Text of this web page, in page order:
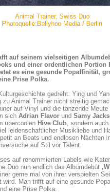
Animal Trainer, Swiss Duo
Photoquelle:Ballyhoo Media / Berlin
auf seinem vielseitigen
und einer ordentlichen
es eine gesunde Popaffinität,
Prise Polka.
gedreht: Ying und
Animal Trainer nicht streitig
auf Vinyl und die tanzende
sich Adrian Flavor und Samy
übercoolen Hive Club, sondern
leidenschaftlicher Musikliebe und
an Beats und endlosen Nächten
auf Stil vor Talent.
auf renommierten Labels wie
Duo nun endlich das Albumdebüt
gerne mal von ihrer verspielten
wird. Man trifft auf eine gesunde
eine Prise Polka.